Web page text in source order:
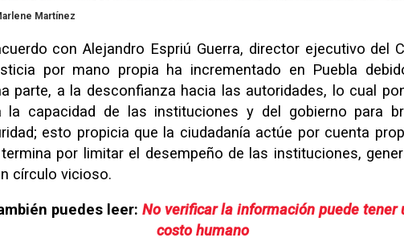
Martínez
con Alejandro Espriú Guerra, director ejecutivo del
por mano propia ha incrementado en Puebla
parte, a la desconfianza hacia las autoridades, lo cual
la capacidad de las instituciones y del gobierno para
esto propicia que la ciudadanía actúe por cuenta
por limitar el desempeño de las instituciones,
círculo vicioso.
puedes leer:No verificar la información puede tener
costo humano